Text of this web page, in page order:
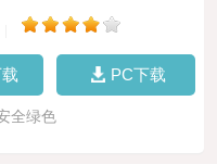
PC下载
全绿色